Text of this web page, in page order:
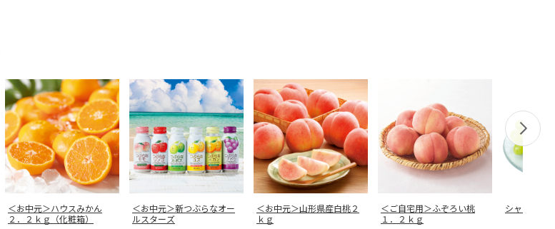
＜お中元＞ハウスみかん
２．２ｋｇ（化粧箱）
＜お中元＞新つぶらなオー
ルスターズ
＜お中元＞山形県産白桃２
ｋｇ
＜ご自宅用＞ふぞろい桃
１．２ｋｇ
シャインマ